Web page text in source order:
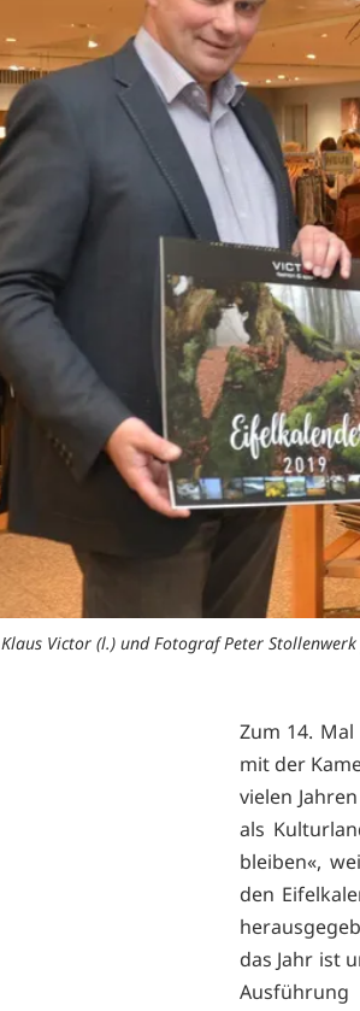
Klaus Victor (l.) und Fotograf Peter
Zum 14.
mit der
vielen
als
bleiben«,
den
das Jahr ist